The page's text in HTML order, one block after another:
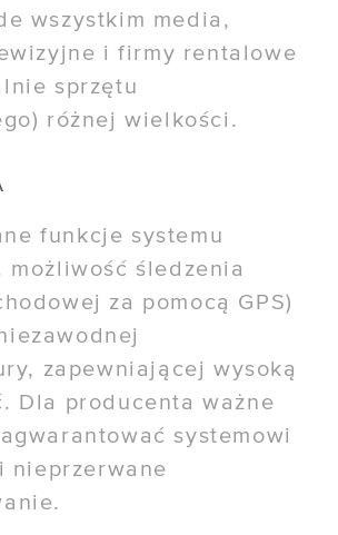
wszystkim media,
i firmy rentalowe
sprzętu
różnej wielkości.
funkcje systemu
możliwość śledzenia
za pomocą GPS)
zapewniającej wysoką
Dla producenta ważne
systemowi
nieprzerwane